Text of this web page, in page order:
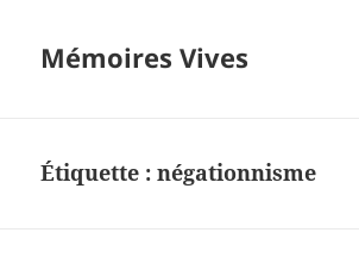
Mémoires Vives
Étiquette :négationnisme